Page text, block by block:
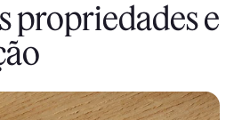
propriedades e